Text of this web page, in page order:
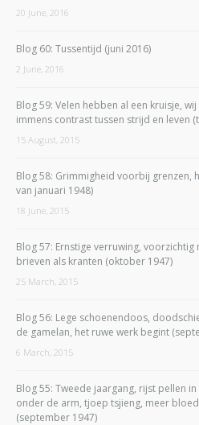
20 June, 2016
Blog 60: Tussentijd (juni 2016)
2 June, 2016
Blog 59: Velen hebben al een kruisje,
immens contrast tussen strijd en leven
15 August, 2015
Blog 58: Grimmigheid voorbij grenzen,
van januari 1948)
18 June, 2015
Blog 57: Ernstige verruwing,
brieven als kranten (oktober 1947)
25 March, 2015
Blog 56: Lege schoenendoos,
de gamelan, het ruwe werk begint
6 March, 2015
Blog 55: Tweede jaargang, rijst pellen
onder de arm, tjoep tsjieng, meer
(september 1947)